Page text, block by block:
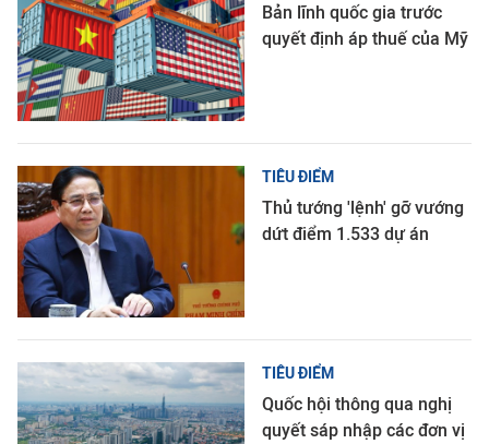
Bản lĩnh quốc gia trước
quyết định áp thuế của Mỹ
TIÊU ĐIỂM
Thủ tướng 'lệnh' gỡ vướng
dứt điểm 1.533 dự án
TIÊU ĐIỂM
Quốc hội thông qua nghị
quyết sáp nhập các đơn vị